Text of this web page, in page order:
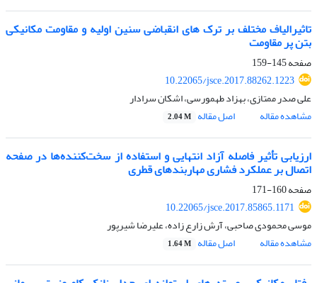
تاثیرالیاف مختلف بر ترک های انقباضی سنین اولیه و مقاومت مکانیکی
بتن پر مقاومت
صفحه145-159
10.22065/jsce.2017.88262.1223
علی صدر ممتازی، بهزاد طهمورسی، اشکان سرادار
مشاهده مقاله
اصل مقاله 2.04 M
ارزیابی تأثیر فاصله آزاد انتهایی و استفاده از سخت‌کننده‌ها در صفحه
اتصال بر عملکرد فشاری مهاربندهای قطری
صفحه160-171
10.22065/jsce.2017.85865.1171
موسی محمودی صاحبی، آرش زارع زاده، علیرضا شیرپور
مشاهده مقاله
اصل مقاله 1.64 M